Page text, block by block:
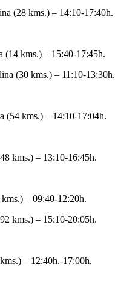
(28 kms.) – 14:10-17:40h.
(14 kms.) – 15:40-17:45h.
(30 kms.) – 11:10-13:30h.
(54 kms.) – 14:10-17:04h.
kms.) – 13:10-16:45h.
– 09:40-12:20h.
kms.) – 15:10-20:05h.
– 12:40h.-17:00h.